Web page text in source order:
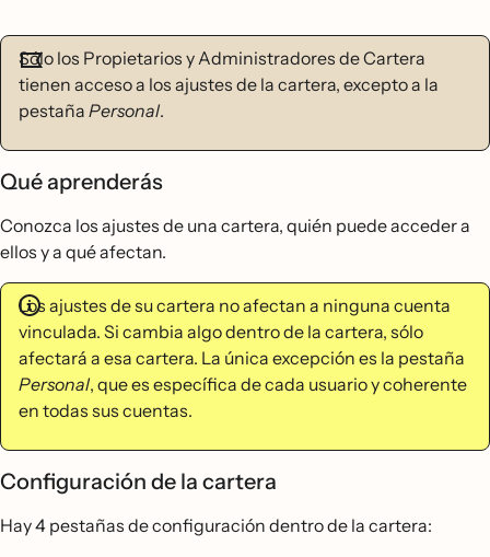
Sólo los Propietarios y Administradores de Cartera
tienen acceso a los ajustes de la cartera, excepto a la
pestaña Personal.
Qué aprenderás
Conozca los ajustes de una cartera, quién puede acceder a
ellos y a qué afectan.
Los ajustes de su cartera no afectan a ninguna cuenta
vinculada. Si cambia algo dentro de la cartera, sólo
afectará a esa cartera. La única excepción es la pestaña
Personal, que es específica de cada usuario y coherente
en todas sus cuentas.
Configuración de la cartera
Hay 4 pestañas de configuración dentro de la cartera: